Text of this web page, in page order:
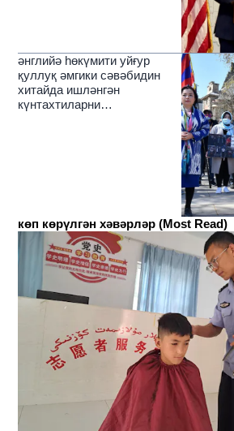
әнглийә һөкүмити уйғур
қуллуқ әмгики сәвәбидин
хитайда ишләнгән
күнтахтиларни
көп көрүлгән хәвәрләр (Most Read)